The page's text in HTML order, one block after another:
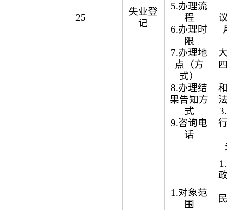
25
失业登
记
5.办理流
程
6.办理时
限
7.办理地
点（方
式）
8.办理结
果告知方
式
9.咨询电
话
1.对象范
围